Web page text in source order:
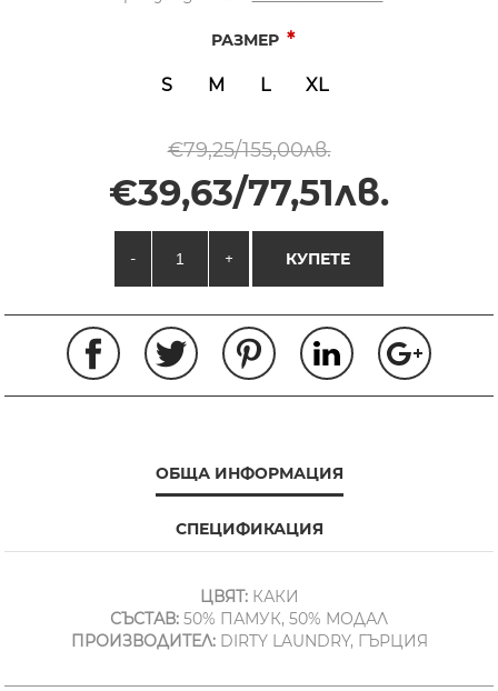
РАЗМЕР *
S M L XL
€79,25/155,00лв.
€39,63/77,51лв.
- + КУПЕТЕ
ОБЩА ИНФОРМАЦИЯ
СПЕЦИФИКАЦИЯ
ЦВЯТ:КАКИ
СЪСТАВ: 50% ПАМУК, 50% МОДАЛ
ПРОИЗВОДИТЕЛ:DIRTY LAUNDRY, ГЪРЦИЯ